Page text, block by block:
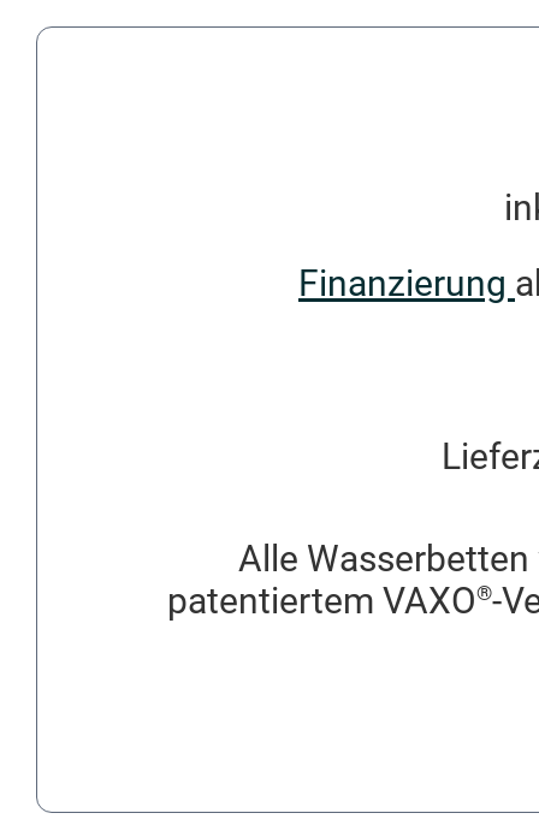
Finanzierung
Alle
patentiertem VAXO®-